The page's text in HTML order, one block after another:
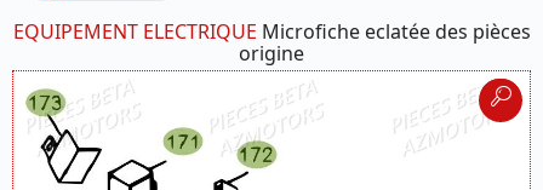
EQUIPEMENT ELECTRIQUE Microfiche eclatée des pièces
origine